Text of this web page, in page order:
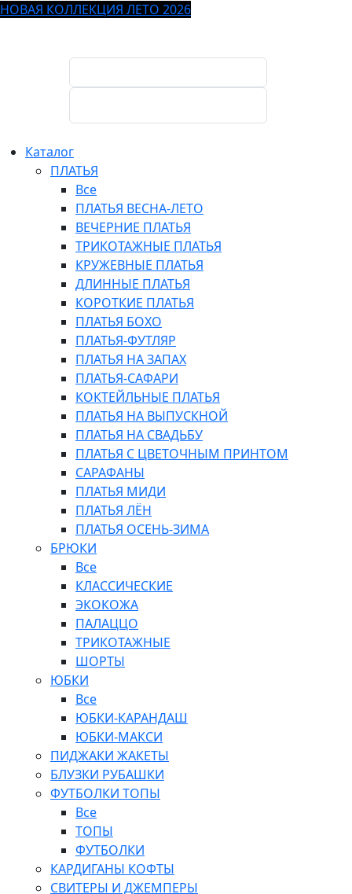
НОВАЯ КОЛЛЕКЦИЯ ЛЕТО 2026
Каталог
ПЛАТЬЯ
Все
ПЛАТЬЯ ВЕСНА-ЛЕТО
ВЕЧЕРНИЕ ПЛАТЬЯ
ТРИКОТАЖНЫЕ ПЛАТЬЯ
КРУЖЕВНЫЕ ПЛАТЬЯ
ДЛИННЫЕ ПЛАТЬЯ
КОРОТКИЕ ПЛАТЬЯ
ПЛАТЬЯ БОХО
ПЛАТЬЯ-ФУТЛЯР
ПЛАТЬЯ НА ЗАПАХ
ПЛАТЬЯ-САФАРИ
КОКТЕЙЛЬНЫЕ ПЛАТЬЯ
ПЛАТЬЯ НА ВЫПУСКНОЙ
ПЛАТЬЯ НА СВАДЬБУ
ПЛАТЬЯ С ЦВЕТОЧНЫМ ПРИНТОМ
САРАФАНЫ
ПЛАТЬЯ МИДИ
ПЛАТЬЯ ЛЁН
ПЛАТЬЯ ОСЕНЬ-ЗИМА
БРЮКИ
Все
КЛАССИЧЕСКИЕ
ЭКОКОЖА
ПАЛАЦЦО
ТРИКОТАЖНЫЕ
ШОРТЫ
ЮБКИ
Все
ЮБКИ-КАРАНДАШ
ЮБКИ-МАКСИ
ПИДЖАКИ ЖАКЕТЫ
БЛУЗКИ РУБАШКИ
ФУТБОЛКИ ТОПЫ
Все
ТОПЫ
ФУТБОЛКИ
КАРДИГАНЫ КОФТЫ
СВИТЕРЫ И ДЖЕМПЕРЫ